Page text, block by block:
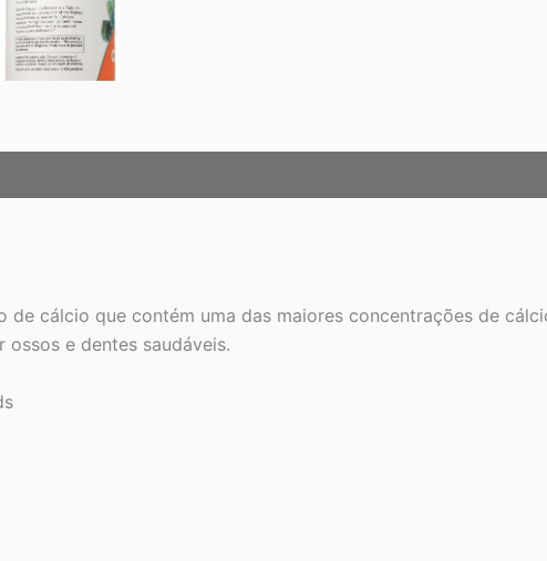
de cálcio que contém uma das maiores concentrações de
e dentes saudáveis.